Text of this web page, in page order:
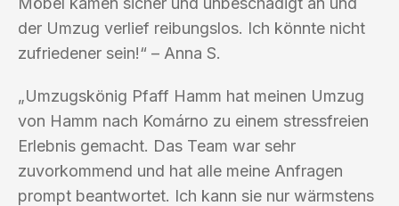
der Umzug verlief reibungslos. Ich könnte nicht
zufriedener sein!“ – Anna S.
„Umzugskönig Pfaff Hamm hat meinen Umzug
von Hamm nach Komárno zu einem stressfreien
Erlebnis gemacht. Das Team war sehr
zuvorkommend und hat alle meine Anfragen
prompt beantwortet. Ich kann sie nur wärmstens